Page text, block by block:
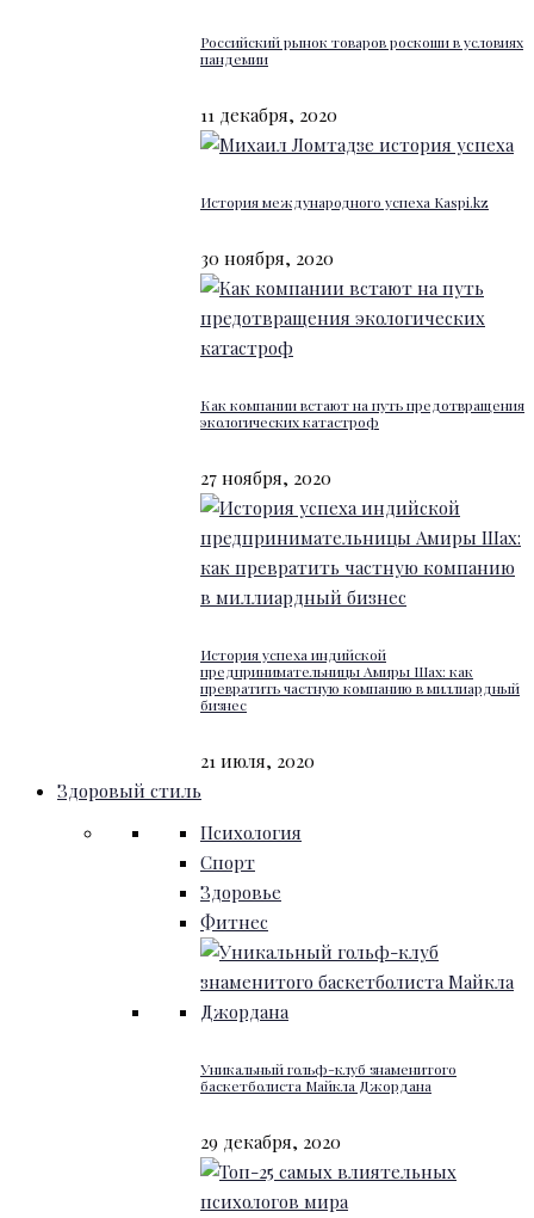
Российский рынок товаров роскоши в условиях
пандемии
11 декабря, 2020
История международного успеха Kaspi.kz
30 ноября, 2020
Как компании встают на путь предотвращения
экологических катастроф
27 ноября, 2020
История успеха индийской
предпринимательницы Амиры Шах: как
превратить частную компанию в миллиардный
бизнес
21 июля, 2020
Здоровый стиль
Психология
Спорт
Здоровье
Фитнес
Уникальный гольф-клуб знаменитого
баскетболиста Майкла Джордана
29 декабря, 2020